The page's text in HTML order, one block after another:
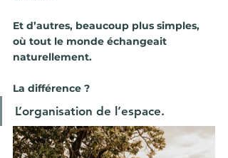
Et d’autres, beaucoup plus simples,
où tout le monde échangeait
naturellement.
La différence ?
L’organisation de l’espace.